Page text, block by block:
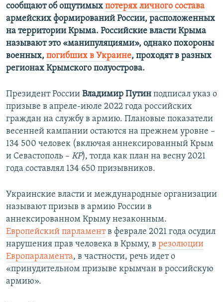
сообщают об ощутимых потерях личного состава
армейских формирований России, расположенных
на территории Крыма. Российские власти Крыма
называют это «манипуляциями», однако похороны
военных, погибших в Украине, проходят в разных
регионах Крымского полуострова.
Президент России Владимир Путин подписал указ о
призыве в апреле-июле 2022 года российских
граждан на службу в армию. Плановые показатели
весенней кампании остаются на прежнем уровне –
134 500 человек (включая аннексированный Крым
и Севастополь – КР), тогда как план на весну 2021
года составлял 134 650 призывников.
​Украинские власти и международные организации
называют призыв в армию России в
аннексированном Крыму незаконным.
Европейский парламентв феврале 2021 года осудил
нарушения прав человека в Крыму, в резолюции
Европарламента, в частности, речь идет о
«принудительном призыве крымчан в российскую
армию».